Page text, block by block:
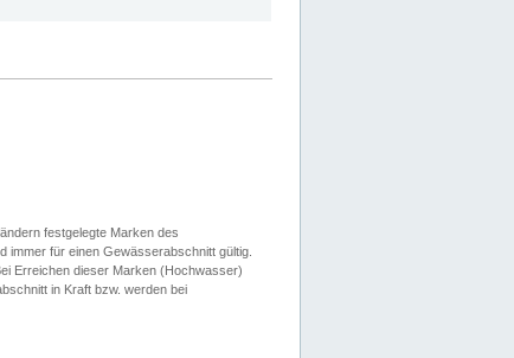
festgelegte Marken des
immer für einen Gewässerabschnitt gültig.
Erreichen dieser Marken (Hochwasser)
in Kraft bzw. werden bei